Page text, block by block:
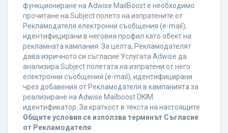
функциониране на Adwise MailBoost е необходимо
прочитане на Subject полето на изпратените от
Рекламодателя електронни съобщения (e-mail),
идентифицирани в неговия профил като обект на
рекламната кампания. За целта, Рекламодателят
дава изричното си съгласие Услугата Adwise да
анализира Subject полетата на изпратени от него
електронни съобщения (e-mail), идентифицирани
чрез добавения от Рекламодателя в кампанията за
реализиране на Adwise Mailboost DKIM
идентификатор. За краткост в текста на настоящите
Общите условия се използва терминът Съгласие
от Рекламодателя